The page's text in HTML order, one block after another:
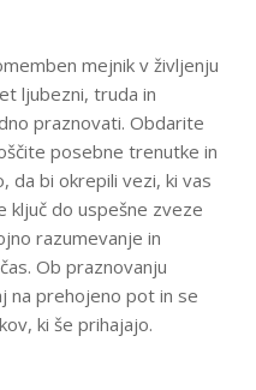
mejnik v življenju
ljubezni, truda in
praznovati. Obdarite
posebne trenutke in
da bi okrepili vezi, ki vas
ključ do uspešne zveze
razumevanje in
Ob praznovanju
na prehojeno pot in se
ki še prihajajo.